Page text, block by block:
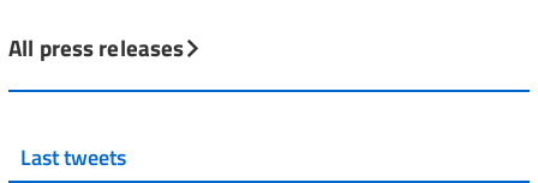
All press releases
Last tweets